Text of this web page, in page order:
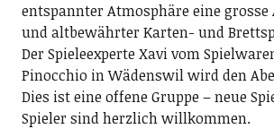
entspannter Atmosphäre eine
und altbewährter Karten- und
Der Spieleexperte Xavi vom
Pinocchio in Wädenswil wird den
Dies ist eine offene Gruppe – neue
Spieler sind herzlich willkommen.